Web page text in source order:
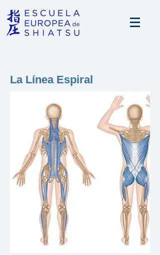
La Línea Espiral